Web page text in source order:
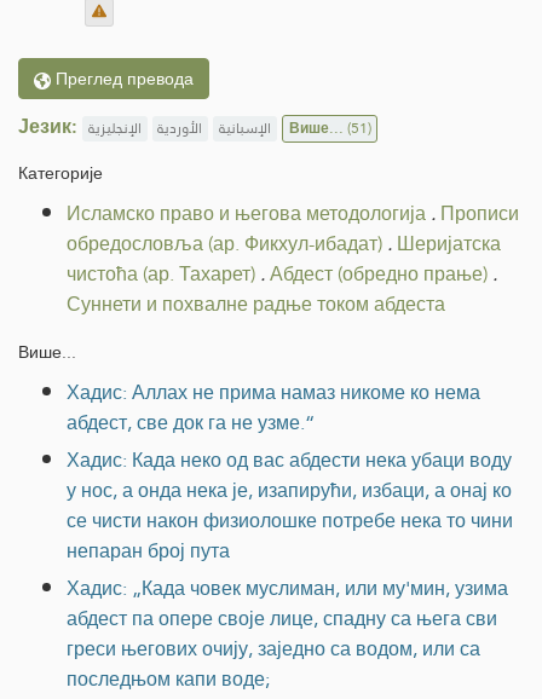
Преглед превода
Језик: الإنجليزية الأوردية الإسبانية Више...(51)
Категорије
Исламско право и његова методологија.Прописи
обредословља (ар. Фикхул-ибадат).Шеријатска
чистоћа (ар. Тахарет).Абдест (обредно прање).
Суннети и похвалне радње током абдеста
Више...
Хадис: Аллах не прима намаз никоме ко нема
абдест, све док га не узме.“
Хадис: Када неко од вас абдести нека убаци воду
у нос, а онда нека је, изапирући, избаци, а онај ко
се чисти након физиолошке потребе нека то чини
непаран број пута
Хадис: „Када човек муслиман, или му'мин, узима
абдест па опере своје лице, спадну са њега сви
греси његових очију, заједно са водом, или са
последњом капи воде;